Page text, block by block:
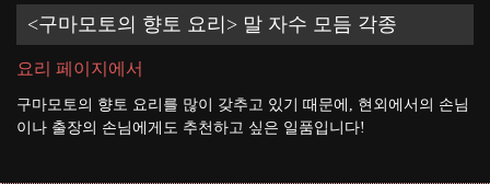
<구마모토의 향토 요리> 말 자수 모듬 각종
요리 페이지에서
구마모토의 향토 요리를 많이 갖추고 있기 때문에, 현외에서의 손님
이나 출장의 손님에게도 추천하고 싶은 일품입니다!